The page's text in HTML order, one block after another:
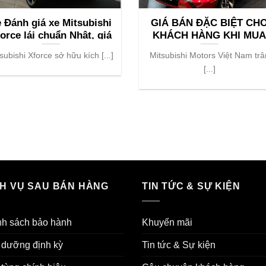
Đánh giá xe Mitsubishi
lái chuẩn Nhật, giá
ngang xe Hàn
Xforce sở hữu kích [...]
GIÁ BÁN ĐẶC BIỆT
KHÁCH HÀNG KHI MUA
VÀ ĐẶT CỌC XE
MITSUBISHI XFORCE
THÁNG 3/2024
Mitsubishi Motors Việt Nam
[...]
VỤ SAU BÁN HÀNG
sách bảo hành
dưỡng định kỳ
TIN TỨC & SỰ KIỆN
Khuyến mãi
Tin tức & Sự kiện